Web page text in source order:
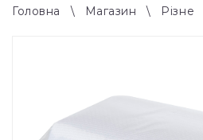
Головна \ Магазин \ Різне